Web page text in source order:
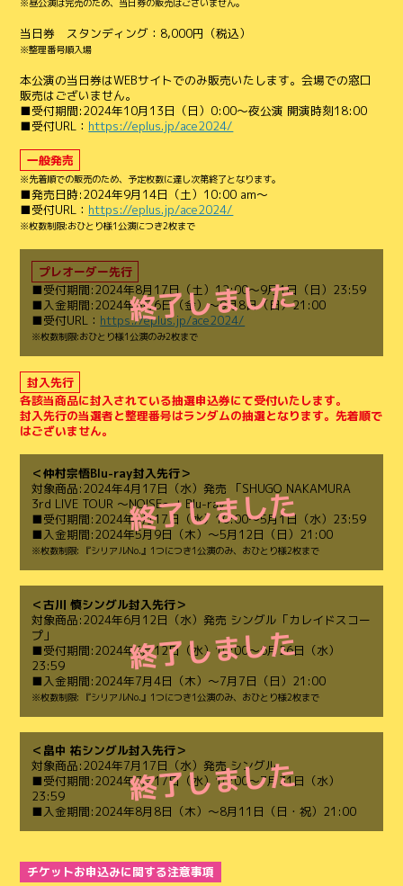
※昼公演は完売のため、当日券の販売はございません。
当日券 スタンディング：8,000円（税込）
※整理番号順入場
本公演の当日券はWEBサイトでのみ販売いたします。会場での窓口
販売はございません。
■受付期間:2024年10月13日（日）0:00～夜公演 開演時刻18:00
■受付URL： https://eplus.jp/ace2024/
一般発売
※先着順での販売のため、予定枚数に達し次第終了となります。
■発売日時:2024年9月14日（土）10:00 am～
■受付URL： https://eplus.jp/ace2024/
※枚数制限:おひとり様1公演につき2枚まで
プレオーダー先行
■受付期間:2024年8月17日（土）12:00～9月1日（日）23:59
■入金期間:2024年9月6日（金）～9月8日（日）21:00
■受付URL： https://eplus.jp/ace2024/
※枚数制限:おひとり様1公演のみ2枚まで
封入先行
各該当商品に封入されている抽選申込券にて受付いたします。
封入先行の当選者と整理番号はランダムの抽選となります。先着順で
はございません。
＜仲村宗悟Blu-ray封入先行＞
対象商品:2024年4月17日（水）発売 「SHUGO NAKAMURA
3rd LIVE TOUR ～NOISE～」Blu-ray
■受付期間:2024年4月17日（水）10:00～5月1日（水）23:59
■入金期間:2024年5月9日（木）～5月12日（日）21:00
※枚数制限: 『シリアルNo.』1つにつき1公演のみ、おひとり様2枚まで
＜古川 慎シングル封入先行＞
対象商品:2024年6月12日（水）発売 シングル「カレイドスコー
プ」
■受付期間:2024年6月12日（水）10:00～6月26日（水）
23:59
■入金期間:2024年7月4日（木）～7月7日（日）21:00
※枚数制限: 『シリアルNo.』1つにつき1公演のみ、おひとり様2枚まで
＜畠中 祐シングル封入先行＞
対象商品:2024年7月17日（水）発売 シングル
■受付期間:2024年7月17日（水）10:00～7月31日（水）
23:59
■入金期間:2024年8月8日（木）～8月11日（日・祝）21:00
チケットお申込みに関する注意事項